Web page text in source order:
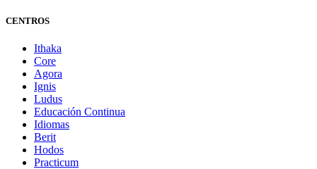
CENTROS
Ithaka
Core
Agora
Ignis
Ludus
Educación Continua
Idiomas
Berit
Hodos
Practicum